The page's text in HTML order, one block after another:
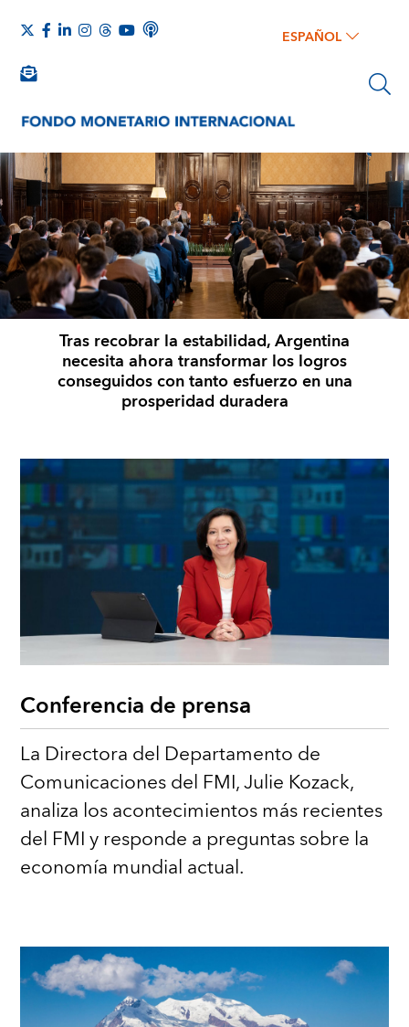
ESPAÑOL
Tras recobrar la estabilidad, Argentina
necesita ahora transformar los logros
conseguidos con tanto esfuerzo en una
prosperidad duradera
Conferencia de prensa
La Directora del Departamento de
Comunicaciones del FMI, Julie Kozack,
analiza los acontecimientos más recientes
del FMI y responde a preguntas sobre la
economía mundial actual.